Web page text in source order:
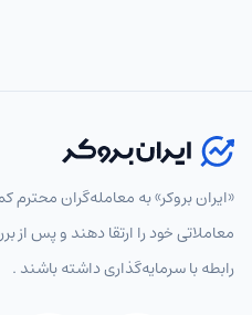
«ایران بروکر» به معامله‌گران محترم
معاملاتی خود را ارتقا دهند و پس
رابطه با سرمایه‌گذاری داشته باشند .